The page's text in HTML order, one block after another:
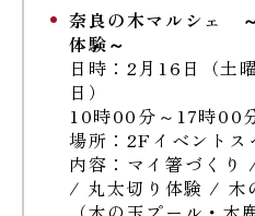
奈良の木マルシェ
体験～
日時：2月16日（土
日）
10時00分～17時00
場所：2Fイベントス
内容：マイ箸づくり
/ 丸太切り体験 / 木